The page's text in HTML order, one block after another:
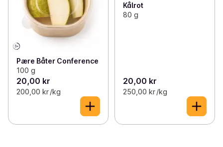
Pære Båter Conference
100 g
20,00 kr
200,00 kr /kg
Kålrot
80 g
20,00 kr
250,00 kr /kg